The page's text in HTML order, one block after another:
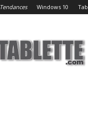
Tendances Windows 10